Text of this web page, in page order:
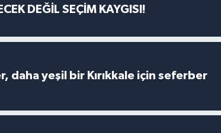
DEĞİL SEÇİM KAYGISI!
daha yeşil bir Kırıkkale için seferber